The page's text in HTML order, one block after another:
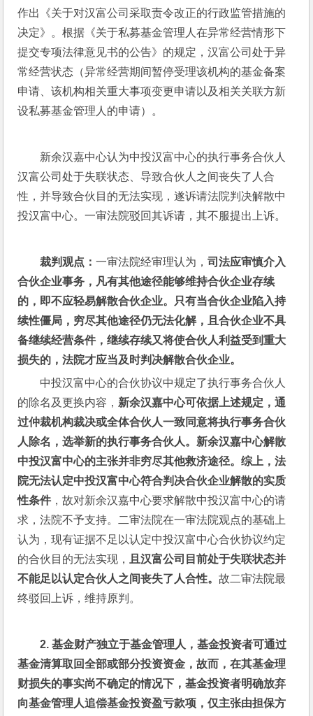
作出《关于对汉富公司采取责令改正的行政监管措施的
决定》。根据《关于私募基金管理人在异常经营情形下
提交专项法律意见书的公告》的规定，汉富公司处于异
常经营状态（异常经营期间暂停受理该机构的基金备案
申请、该机构相关重大事项变更申请以及相关关联方新
设私募基金管理人的申请）。
新余汉嘉中心认为中投汉富中心的执行事务合伙人
汉富公司处于失联状态、导致合伙人之间丧失了人合
性，并导致合伙目的无法实现，遂诉请法院判决解散中
投汉富中心。一审法院驳回其诉请，其不服提出上诉。
裁判观点：一审法院经审理认为，司法应审慎介入
合伙企业事务，凡有其他途径能够维持合伙企业存续
的，即不应轻易解散合伙企业。只有当合伙企业陷入持
续性僵局，穷尽其他途径仍无法化解，且合伙企业不具
备继续经营条件，继续存续又将使合伙人利益受到重大
损失的，法院才应当及时判决解散合伙企业。
中投汉富中心的合伙协议中规定了执行事务合伙人
的除名及更换内容， 新余汉嘉中心可依据上述规定，通
过仲裁机构裁决或全体合伙人一致同意将执行事务合伙
人除名，选举新的执行事务合伙人。新余汉嘉中心解散
中投汉富中心的主张并非穷尽其他救济途径。综上，法
院无法认定中投汉富中心符合判决合伙企业解散的实质
性条件，故对新余汉嘉中心要求解散中投汉富中心的请
求，法院不予支持。二审法院在一审法院观点的基础上
认为，现有证据不足以认定中投汉富中心合伙协议约定
的合伙目的无法实现，
且汉富公司目前处于失联状态并
不能足以认定合伙人之间丧失了人合性。故二审法院最
终驳回上诉，维持原判。
2. 基金财产独立于基金管理人，基金投资者可通过
基金清算取回全部或部分投资资金，故而，在其基金理
财损失的事实尚不确定的情况下，基金投资者明确放弃
向基金管理人追偿基金投资盈亏款项，仅主张由担保方